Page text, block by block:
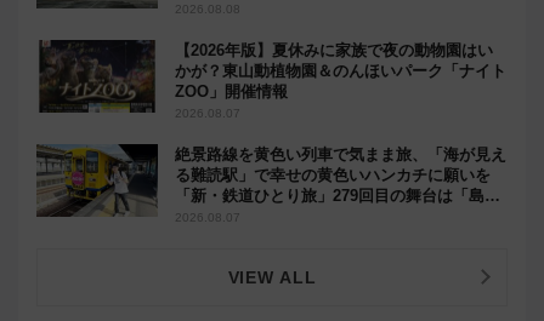
2026.08.08
【2026年版】夏休みに家族で夜の動物園はい
かが？東山動植物園＆のんほいパーク「ナイト
ZOO」開催情報
2026.08.07
絶景路線を黄色い列車で気まま旅、「海が見え
る難読駅」で幸せの黄色いハンカチに願いを
「新・鉄道ひとり旅」279回目の舞台は「島原
鉄道」
2026.08.07
VIEW ALL